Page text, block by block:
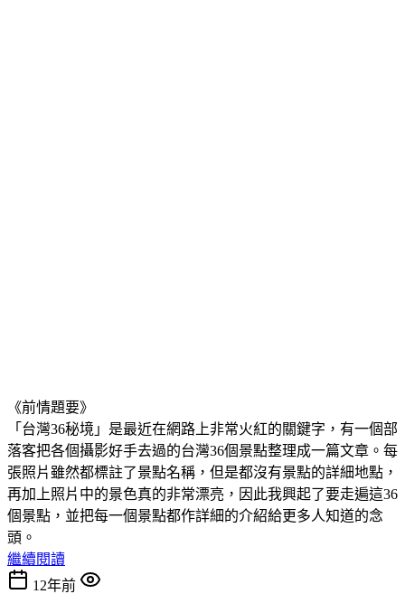
《前情題要》
「台灣36秘境」是最近在網路上非常火紅的關鍵字，有一個部
落客把各個攝影好手去過的台灣36個景點整理成一篇文章。每
張照片雖然都標註了景點名稱，但是都沒有景點的詳細地點，
再加上照片中的景色真的非常漂亮，因此我興起了要走遍這36
個景點，並把每一個景點都作詳細的介紹給更多人知道的念
頭。
繼續閱讀
12年前